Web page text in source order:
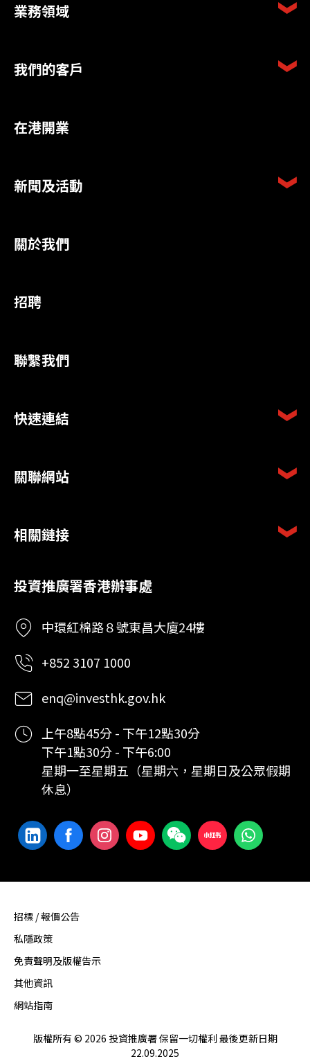
業務領域
我們的客戶
在港開業
新聞及活動
關於我們
招聘
聯繫我們
快速連結
關聯網站
相關鏈接
投資推廣署香港辦事處
中環紅棉路８號東昌大廈24樓
+852 3107 1000
enq@investhk.gov.hk
上午8點45分 - 下午12點30分
下午1點30分 - 下午6:00
星期一至星期五（星期六，星期日及公眾假期
休息）
招標 / 報價公告
私隱政策
免責聲明及版權告示
其他資訊
網站指南
版權所有 © 2026 投資推廣署 保留一切權利 最後更新日期
22.09.2025